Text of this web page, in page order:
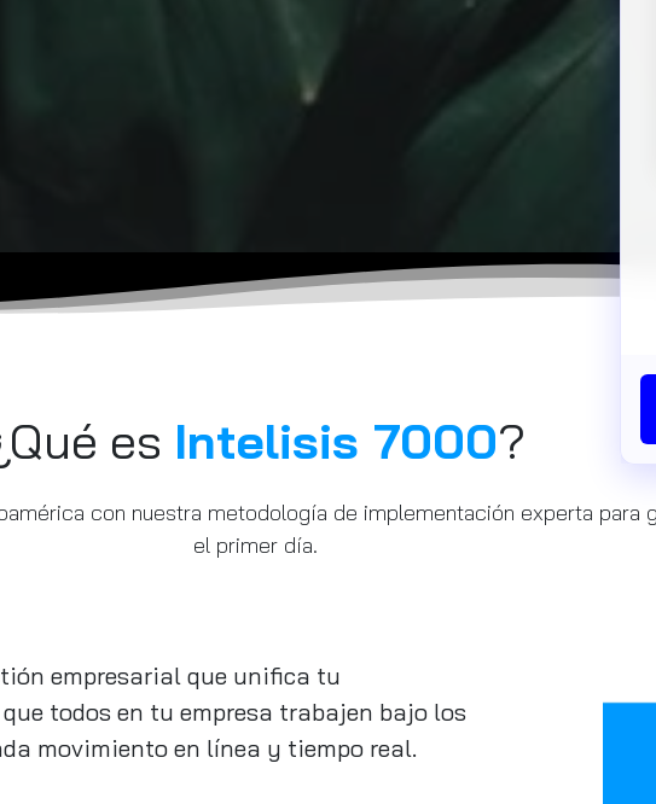
es Intelisis 7000?
con nuestra metodología de implementación experta para
el primer día.
empresarial que unifica tu
todos en tu empresa trabajen bajo los
movimiento en línea y tiempo real.